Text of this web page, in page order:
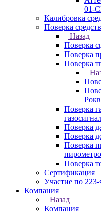
01-
Калибровка
Поверка
Назад
Поверка
Поверка
Поверка
Поверка
Поверка
Поверка
Поверка
Поверка
Сертификация
Участие по
Компания
Назад
Компания